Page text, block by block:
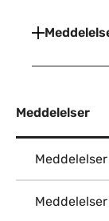
Meddelelser